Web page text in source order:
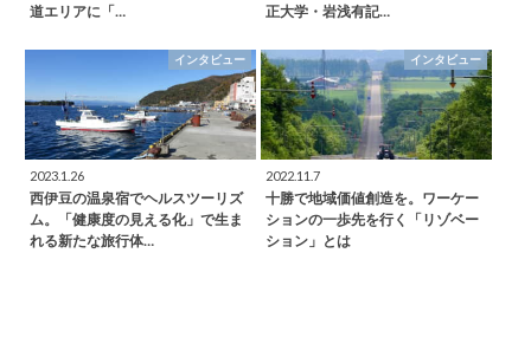
道エリアに「…
正大学・岩浅有記…
インタビュー
2023.1.26
西伊豆の温泉宿でヘルスツーリズ
ム。「健康度の見える化」で生ま
れる新たな旅行体…
インタビュー
2022.11.7
十勝で地域価値創造を。ワーケー
ションの一歩先を行く「リゾベー
ション」とは